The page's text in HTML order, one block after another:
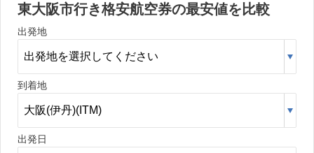
東大阪市行き格安航空券の最安値を比較
出発地
到着地
出発日